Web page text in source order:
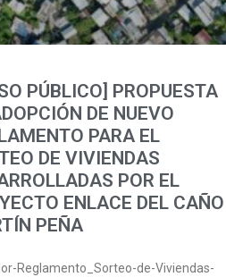
PÚBLICO] PROPUESTA
DE NUEVO
PARA EL
DE VIVIENDAS
POR EL
ENLACE DEL CAÑO
PEÑA
Reglamento_Sorteo-de-Viviendas-